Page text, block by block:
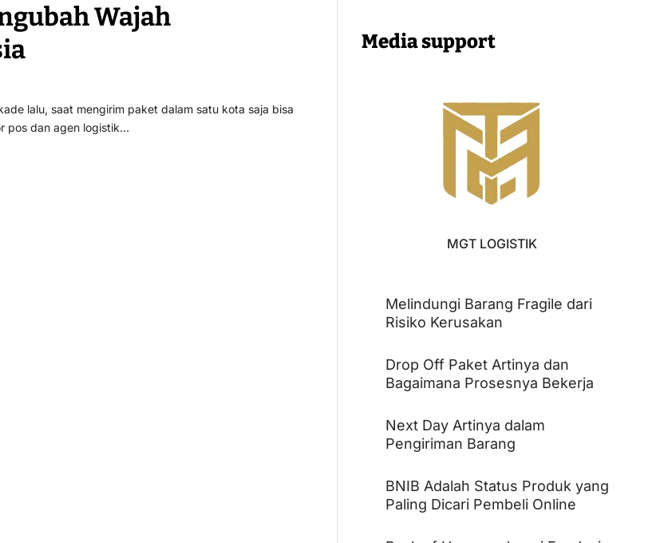
Wajah
lalu, saat mengirim paket dalam satu kota saja bisa
pos dan agen logistik…
Media support
MGT LOGISTIK
Melindungi Barang Fragile dari
Risiko Kerusakan
Drop Off Paket Artinya dan
Bagaimana Prosesnya Bekerja
Next Day Artinya dalam
Pengiriman Barang
BNIB Adalah Status Produk yang
Paling Dicari Pembeli Online